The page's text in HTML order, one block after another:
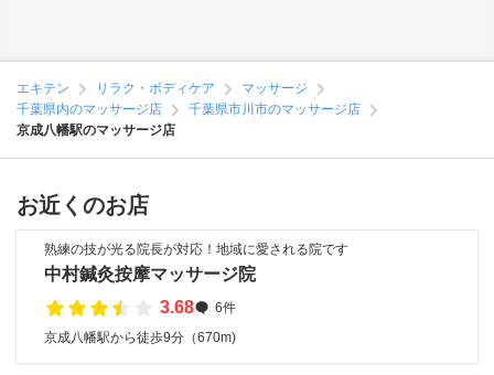
エキテン リラク・ボディケア
マッサージ
千葉県内のマッサージ店
千葉県市川市のマッサージ店
京成八幡駅のマッサージ店
お近くのお店
熟練の技が光る院長が対応！地域に愛される院です
中村鍼灸按摩マッサージ院
3.68
6件
京成八幡駅から徒歩9分（670m)